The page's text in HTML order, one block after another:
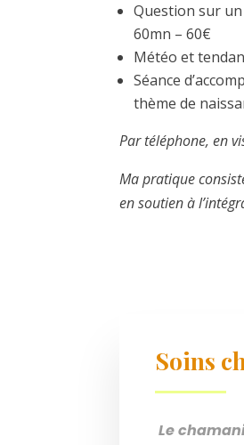
Question sur
60mn – 60€
Météo et
Séance
thème de
Par téléphone, en
Ma pratique
en soutien à
Soins
Le